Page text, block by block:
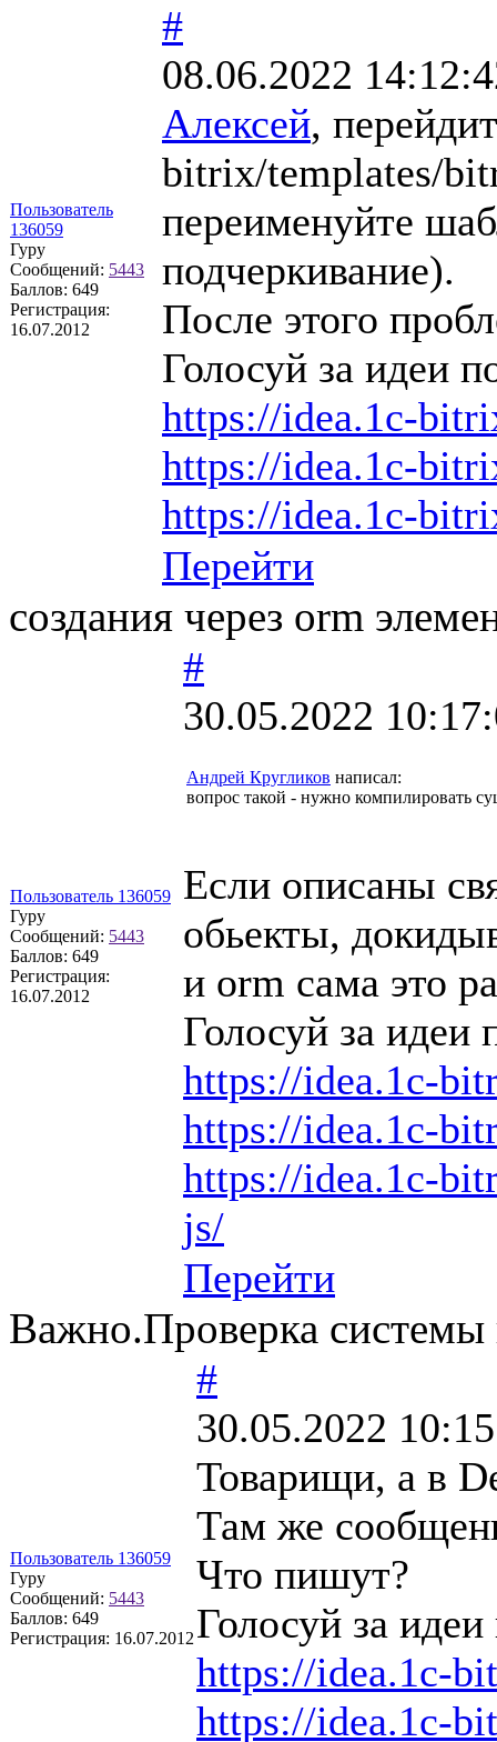
Пользователь
136059
Гуру
Сообщений: 5443
Баллов: 649
Регистрация:
16.07.2012
#
08.06.2022
Алексей,
bitrix/templates/
переименуйте
подчеркивание).
После этого
Голосуй за идеи
https://idea.1c-
https://idea.1c-
https://idea.1c-
Перейти
создания через orm
Пользователь 136059
Гуру
Сообщений: 5443
Баллов: 649
Регистрация:
16.07.2012
#
30.05.2022
Андрей Кругликов написал:
вопрос такой - нужно компилировать
Если описаны
обьекты,
и orm сама это
Голосуй за
https://idea.1c-
https://idea.1c-
https://idea.1c-
js/
Перейти
Важно.Проверка системы
Пользователь 136059
Гуру
Сообщений: 5443
Баллов: 649
Регистрация: 16.07.2012
#
30.05.2022
Товарищи, а в
Там же
Что пишут?
Голосуй за
https://idea.1c-
https://idea.1c-